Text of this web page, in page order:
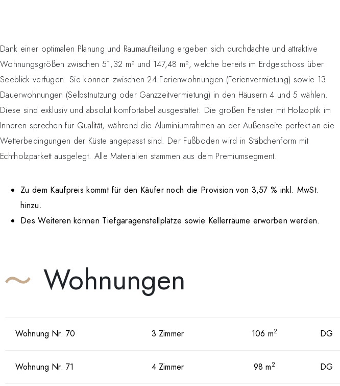
Dank einer optimalen Planung und Raumaufteilung ergeben sich durchdachte und attraktive
Wohnungsgrößen zwischen 51,32 m² und 147,48 m², welche bereits im Erdgeschoss über
Seeblick verfügen. Sie können zwischen 24 Ferienwohnungen (Ferienvermietung) sowie 13
Dauerwohnungen (Selbstnutzung oder Ganzzeitvermietung) in den Häusern 4 und 5 wählen.
Diese sind exklusiv und absolut komfortabel ausgestattet. Die großen Fenster mit Holzoptik im
Inneren sprechen für Qualität, während die Aluminiumrahmen an der Außenseite perfekt an die
Wetterbedingungen der Küste angepasst sind. Der Fußboden wird in Stäbchenform mit
Echtholzparkett ausgelegt. Alle Materialien stammen aus dem Premiumsegment.
Zu dem Kaufpreis kommt für den Käufer noch die Provision von 3,57 % inkl. MwSt.
hinzu.
Des Weiteren können Tiefgaragenstellplätze sowie Kellerräume erworben werden.
Wohnungen
Wohnung Nr. 70 3 Zimmer 106 m2 DG
Wohnung Nr. 71 4 Zimmer 98 m2 DG